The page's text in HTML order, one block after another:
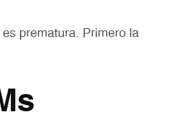
prematura. Primero la